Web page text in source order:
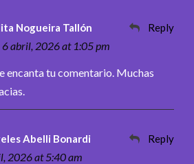
Nogueira Tallón
6 abril, 2026 at 1:05 pm
Reply
encanta tu comentario. Muchas
Abelli Bonardi
2026 at 5:40 am
Reply